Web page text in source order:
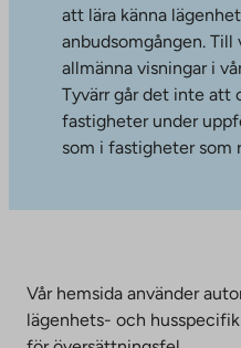
att lära känna
anbudsomgången. Till
allmänna visningar i
Tyvärr går det inte att
fastigheter under
som i fastigheter som
Vår hemsida använder
lägenhets- och